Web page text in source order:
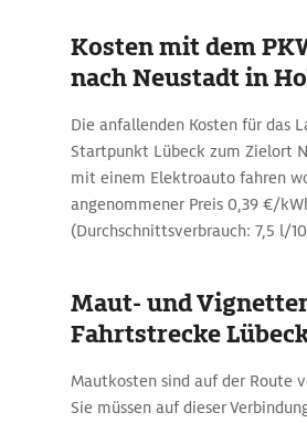
Kosten mit dem
nach Neustadt in
Die anfallenden Kosten für das
Startpunkt Lübeck zum Zielort
mit einem Elektroauto fahren
angenommener Preis 0,39 €/
(Durchschnittsverbrauch: 7,5 l/
Maut- und
Fahrtstrecke
Mautkosten sind auf der Route
Sie müssen auf dieser